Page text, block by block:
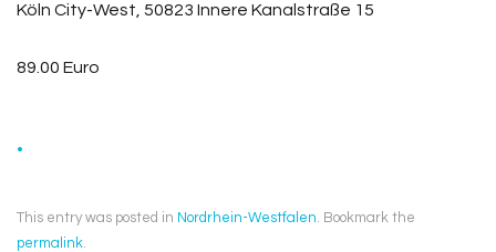
Köln City-West, 50823 Innere Kanalstraße 15
89.00 Euro
.
This entry was posted in Nordrhein-Westfalen. Bookmark the
permalink.